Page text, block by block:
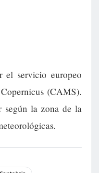
el servicio europeo
(CAMS).
según la zona de la